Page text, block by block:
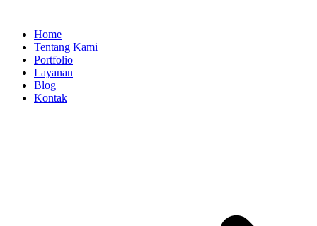
Home
Tentang Kami
Portfolio
Layanan
Blog
Kontak